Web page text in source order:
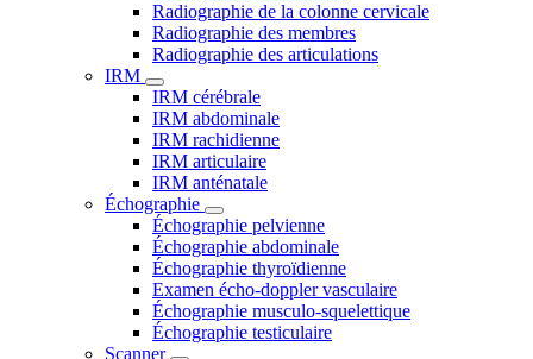
Radiographie de la colonne cervicale
Radiographie des membres
Radiographie des articulations
IRM
IRM cérébrale
IRM abdominale
IRM rachidienne
IRM articulaire
IRM anténatale
Échographie
Échographie pelvienne
Échographie abdominale
Échographie thyroïdienne
Examen écho-doppler vasculaire
Échographie musculo-squelettique
Échographie testiculaire
Scanner